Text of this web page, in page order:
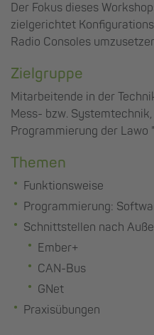
Der Fokus dieses
zielgerichtet
Radio Consoles
Zielgruppe
Mitarbeitende in der
Mess- bzw.
Programmierung der Lawo
Themen
Funktionsweise
Programmierung:
Schnittstellen nach
Ember+
CAN-Bus
GNet
Praxisübungen